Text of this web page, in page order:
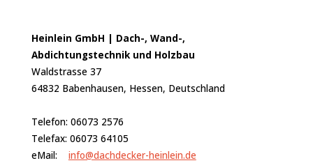
Heinlein GmbH | Dach-, Wand-,
Abdichtungstechnik und Holzbau
Waldstrasse 37
64832 Babenhausen, Hessen, Deutschland
Telefon: 06073 2576
Telefax: 06073 64105
eMail: info@dachdecker-heinlein.de